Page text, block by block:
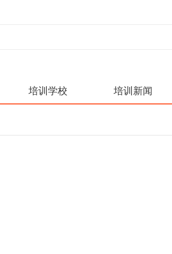
培训学校 培训新闻